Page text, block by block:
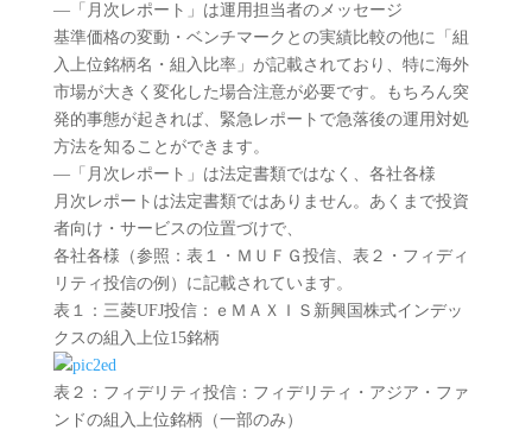
―「月次レポート」は運用担当者のメッセージ
基準価格の変動・ベンチマークとの実績比較の他に「組
入上位銘柄名・組入比率」が記載されており、特に海外
市場が大きく変化した場合注意が必要です。もちろん突
発的事態が起きれば、緊急レポートで急落後の運用対処
方法を知ることができます。
―「月次レポート」は法定書類ではなく、各社各様
月次レポートは法定書類ではありません。あくまで投資
者向け・サービスの位置づけで、
各社各様（参照：表１・ＭＵＦＧ投信、表２・フィディ
リティ投信の例）に記載されています。
表１：三菱UFJ投信：ｅＭＡＸＩＳ新興国株式インデッ
クスの組入上位15銘柄
表２：フィデリティ投信：フィデリティ・アジア・ファ
ンドの組入上位銘柄（一部のみ）